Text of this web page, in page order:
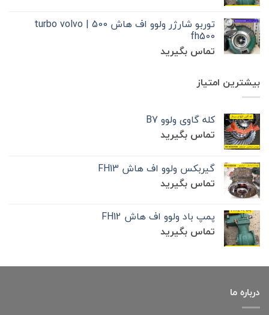
توربو شارژر ولوو اف هاش 500 | turbo volvo
fh500
تماس بگیرید
بیشترین امتیاز
کله گاوی ولوو B7
تماس بگیرید
گیربکس ولوو اف هاش FH13
تماس بگیرید
پمپ باد ولوو اف هاش FH12
تماس بگیرید
درباره ما